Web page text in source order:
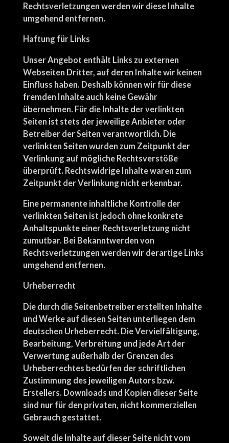
Rechtsverletzungen werden wir diese Inhalte
umgehend entfernen.
Haftung für Links
Unser Angebot enthält Links zu externen
Webseiten Dritter, auf deren Inhalte wir keinen
Einfluss haben. Deshalb können wir für diese
fremden Inhalte auch keine Gewähr
übernehmen. Für die Inhalte der verlinkten
Seiten ist stets der jeweilige Anbieter oder
Betreiber der Seiten verantwortlich. Die
verlinkten Seiten wurden zum Zeitpunkt der
Verlinkung auf mögliche Rechtsverstöße
überprüft. Rechtswidrige Inhalte waren zum
Zeitpunkt der Verlinkung nicht erkennbar.
Eine permanente inhaltliche Kontrolle der
verlinkten Seiten ist jedoch ohne konkrete
Anhaltspunkte einer Rechtsverletzung nicht
zumutbar. Bei Bekanntwerden von
Rechtsverletzungen werden wir derartige Links
umgehend entfernen.
Urheberrecht
Die durch die Seitenbetreiber erstellten Inhalte
und Werke auf diesen Seiten unterliegen dem
deutschen Urheberrecht. Die Vervielfältigung,
Bearbeitung, Verbreitung und jede Art der
Verwertung außerhalb der Grenzen des
Urheberrechtes bedürfen der schriftlichen
Zustimmung des jeweiligen Autors bzw.
Erstellers. Downloads und Kopien dieser Seite
sind nur für den privaten, nicht kommerziellen
Gebrauch gestattet.
Soweit die Inhalte auf dieser Seite nicht vom